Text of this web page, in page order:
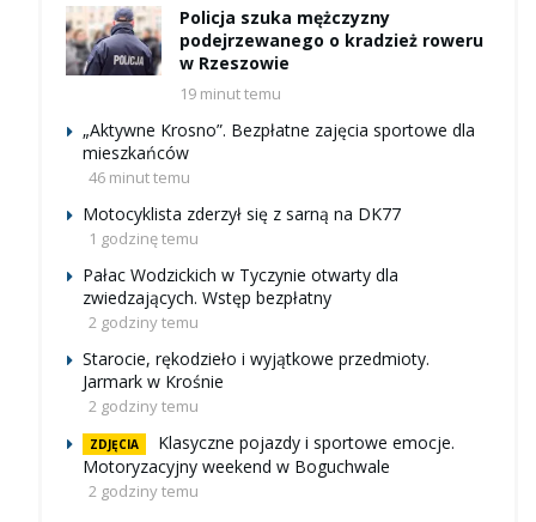
Policja szuka mężczyzny
podejrzewanego o kradzież roweru
w Rzeszowie
19 minut temu
„Aktywne Krosno”. Bezpłatne zajęcia sportowe dla
mieszkańców
46 minut temu
Motocyklista zderzył się z sarną na DK77
1 godzinę temu
Pałac Wodzickich w Tyczynie otwarty dla
zwiedzających. Wstęp bezpłatny
2 godziny temu
Starocie, rękodzieło i wyjątkowe przedmioty.
Jarmark w Krośnie
2 godziny temu
ZDJĘCIA
Klasyczne pojazdy i sportowe emocje.
Motoryzacyjny weekend w Boguchwale
2 godziny temu